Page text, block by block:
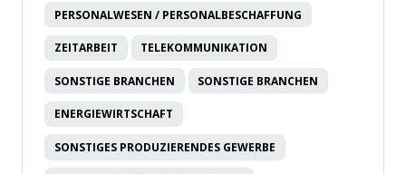
PERSONALWESEN / PERSONALBESCHAFFUNG
ZEITARBEIT TELEKOMMUNIKATION
SONSTIGE BRANCHEN SONSTIGE BRANCHEN
ENERGIEWIRTSCHAFT
SONSTIGES PRODUZIERENDES GEWERBE